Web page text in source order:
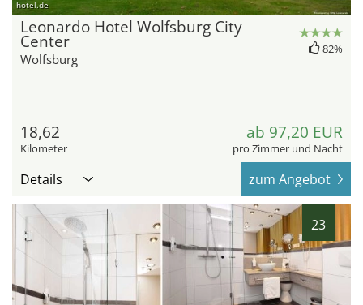
hotel.de
Leonardo Hotel Wolfsburg City
Center
Wolfsburg
82%
18,62
Kilometer
ab 97,20 EUR
pro Zimmer und Nacht
Details zum Angebot
23